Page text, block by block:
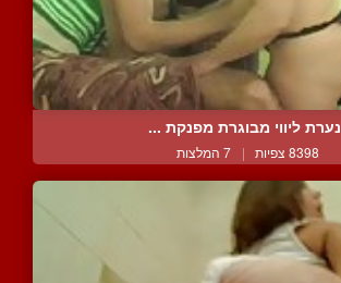
נערת ליווי מבוגרת מפנקת ...
8398 צפיות | 7 המלצות